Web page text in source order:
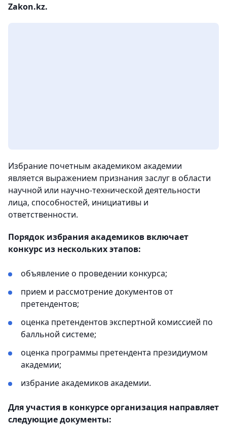
Zakon.kz.
Избрание почетным академиком академии
является выражением признания заслуг в области
научной или научно-технической деятельности
лица, способностей, инициативы и
ответственности.
Порядок избрания академиков включает
конкурс из нескольких этапов:
объявление о проведении конкурса;
прием и рассмотрение документов от
претендентов;
оценка претендентов экспертной комиссией по
балльной системе;
оценка программы претендента президиумом
академии;
избрание академиков академии.
Для участия в конкурсе организация направляет
следующие документы: